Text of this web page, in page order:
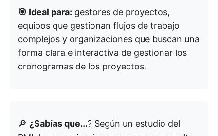
🎯 Ideal para: gestores de proyectos,
equipos que gestionan flujos de trabajo
complejos y organizaciones que buscan una
forma clara e interactiva de gestionar los
cronogramas de los proyectos.
🔎 ¿Sabías que...? Según un estudio del